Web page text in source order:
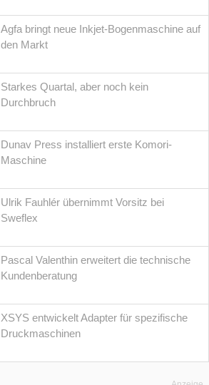
Agfa bringt neue Inkjet-Bogenmaschine auf
den Markt
Starkes Quartal, aber noch kein
Durchbruch
Dunav Press installiert erste Komori-
Maschine
Ulrik Fauhlér übernimmt Vorsitz bei
Sweflex
Pascal Valenthin erweitert die technische
Kundenberatung
XSYS entwickelt Adapter für spezifische
Druckmaschinen